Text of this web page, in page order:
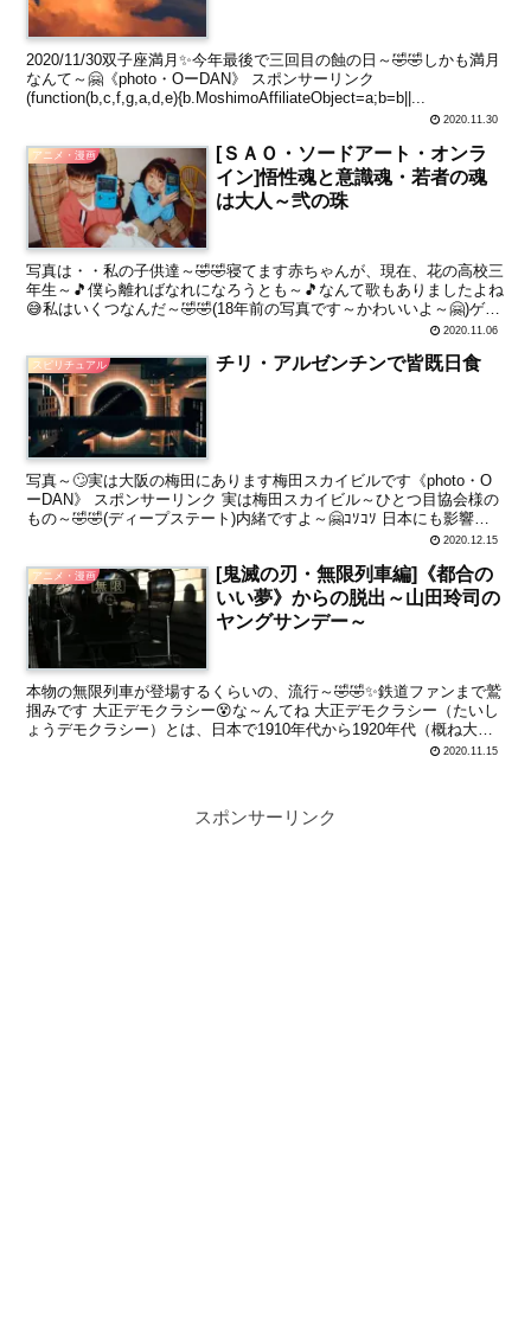
2020/11/30双子座満月✨今年最後で三回目の蝕の日～🤣🤣しかも満月
なんて～🤗《photo・OーDAN》 スポンサーリンク
(function(b,c,f,g,a,d,e){b.MoshimoAffiliateObject=a;b=b||...
2020.11.30
アニメ・漫画
[ＳＡＯ・ソードアート・オンラ
イン]悟性魂と意識魂・若者の魂
は大人～弐の珠
写真は・・私の子供達～🤣🤣寝てます赤ちゃんが、現在、花の高校三
年生～🎵僕ら離ればなれになろうとも～🎵なんて歌もありましたよね
😅私はいくつなんだ～🤣🤣(18年前の写真です～かわいいよ～🤗)ゲー
2020.11.06
スピリチュアル チリ・アルゼンチンで皆既日食
写真～🙄実は大阪の梅田にあります梅田スカイビルです《photo・O
ーDAN》 スポンサーリンク 実は梅田スカイビル～ひとつ目協会様の
もの～🤣🤣(ディープステート)内緒ですよ～🤗ｺｿｺｿ 日本にも影響あ
2020.12.15
アニメ・漫画
[鬼滅の刃・無限列車編]《都合の
いい夢》からの脱出～山田玲司の
ヤングサンデー～
本物の無限列車が登場するくらいの、流行～🤣🤣✨鉄道ファンまで鷲
掴みです 大正デモクラシー😵な～んてね 大正デモクラシー（たいし
ょうデモクラシー）とは、日本で1910年代から1920年代（概ね大正
2020.11.15
スポンサーリンク